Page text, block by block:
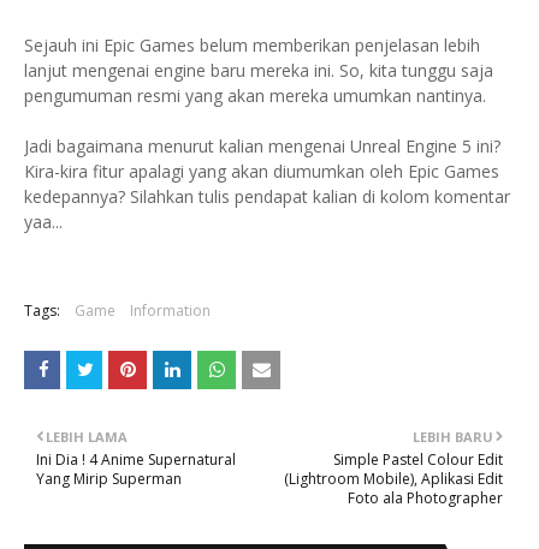
Sejauh ini Epic Games belum memberikan penjelasan lebih
lanjut mengenai engine baru mereka ini. So, kita tunggu saja
pengumuman resmi yang akan mereka umumkan nantinya.
Jadi bagaimana menurut kalian mengenai Unreal Engine 5 ini?
Kira-kira fitur apalagi yang akan diumumkan oleh Epic Games
kedepannya? Silahkan tulis pendapat kalian di kolom komentar
yaa...
Tags: Game Information
LEBIH BARU
Simple Pastel Colour Edit
(Lightroom Mobile), Aplikasi Edit
Foto ala Photographer
LEBIH LAMA
Ini Dia ! 4 Anime Supernatural
Yang Mirip Superman